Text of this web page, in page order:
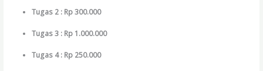
Tugas 2 : Rp 300.000
Tugas 3 : Rp 1.000.000
Tugas 4 : Rp 250.000